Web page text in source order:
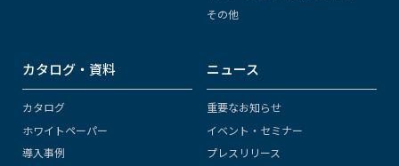
その他
カタログ・資料
カタログ
ホワイトペーパー
導入事例
ニュース
重要なお知らせ
イベント・セミナー
プレスリリース